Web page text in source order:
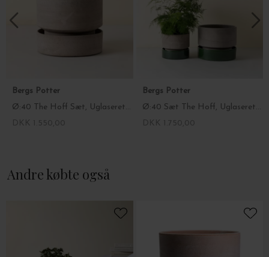
Det rå hårdtbrændte naturmateriale er porøst, så det vil
uundgåeligt få patina over tid, og ændre farve på grund af
udtræk af salte og mineraler fra ler, plantejord og vand.
Fordampningen igennem lerets porer sikrer rødderne en stabil
temperatur, så de kan ånde, og så din plante kan udvikle sig under
Bergs Potter
Ø:40 The Hoff Sæt, Uglaseret Grå - Hent selv
Bergs Potter
Ø:40 Sæt The Hoff, Uglaseret Grå Krukke + Glaseret Emerald Green Underskål - Hent selv
Andre købte også